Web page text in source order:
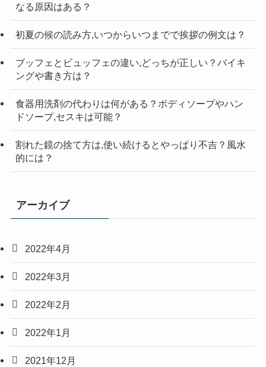
なる原因はある？
初夏の候の読み方,いつからいつまでで挨拶の例文は？
ブッフェとビュッフェの違い,どっちが正しい？バイキ
ングや書き方は？
食器用洗剤の代わりは何がある？ボディソープやハン
ドソープ,セスキは可能？
割れた鏡の捨て方は,使い続けるとやっぱり不吉？風水
的には？
アーカイブ
2022年4月
2022年3月
2022年2月
2022年1月
2021年12月